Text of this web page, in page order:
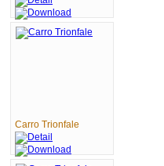
Carro Trionfale